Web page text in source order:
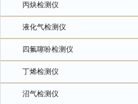
丙炔检测仪
液化气检测仪
四氟噻吩检测仪
丁烯检测仪
沼气检测仪